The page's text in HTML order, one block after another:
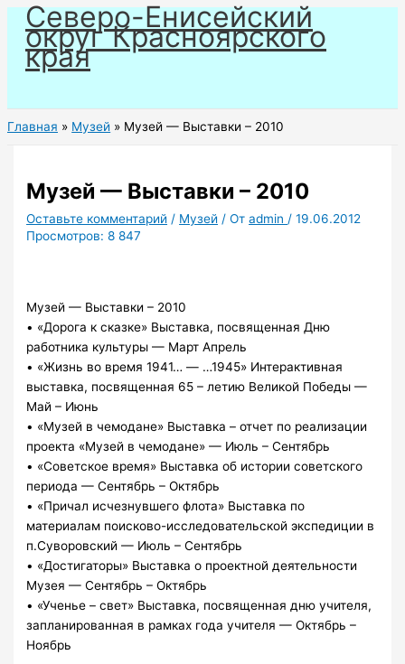
Перейти
содержимому
Северо-Енисейский
округ Красноярского
края
Главная Музей Музей — Выставки – 2010
Музей — Выставки – 2010
Оставьте комментарий / Музей / Отadmin /19.06.2012
Просмотров: 8 847
Музей — Выставки – 2010
• «Дорога к сказке» Выставка, посвященная Дню
работника культуры — Март Апрель
• «Жизнь во время 1941… — …1945» Интерактивная
выставка, посвященная 65 – летию Великой Победы —
Май – Июнь
• «Музей в чемодане» Выставка – отчет по реализации
проекта «Музей в чемодане» — Июль – Сентябрь
• «Советское время» Выставка об истории советского
периода — Сентябрь – Октябрь
• «Причал исчезнувшего флота» Выставка по
материалам поисково-исследовательской экспедиции в
п.Суворовский — Июль – Сентябрь
• «Достигаторы» Выставка о проектной деятельности
Музея — Сентябрь – Октябрь
• «Ученье – свет» Выставка, посвященная дню учителя,
запланированная в рамках года учителя — Октябрь –
Ноябрь